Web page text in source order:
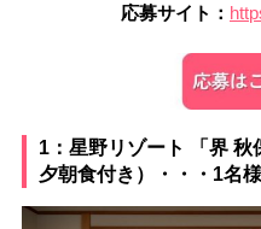
応募サイト：
1：星野リゾート 「界
夕朝食付き）・・・1名様